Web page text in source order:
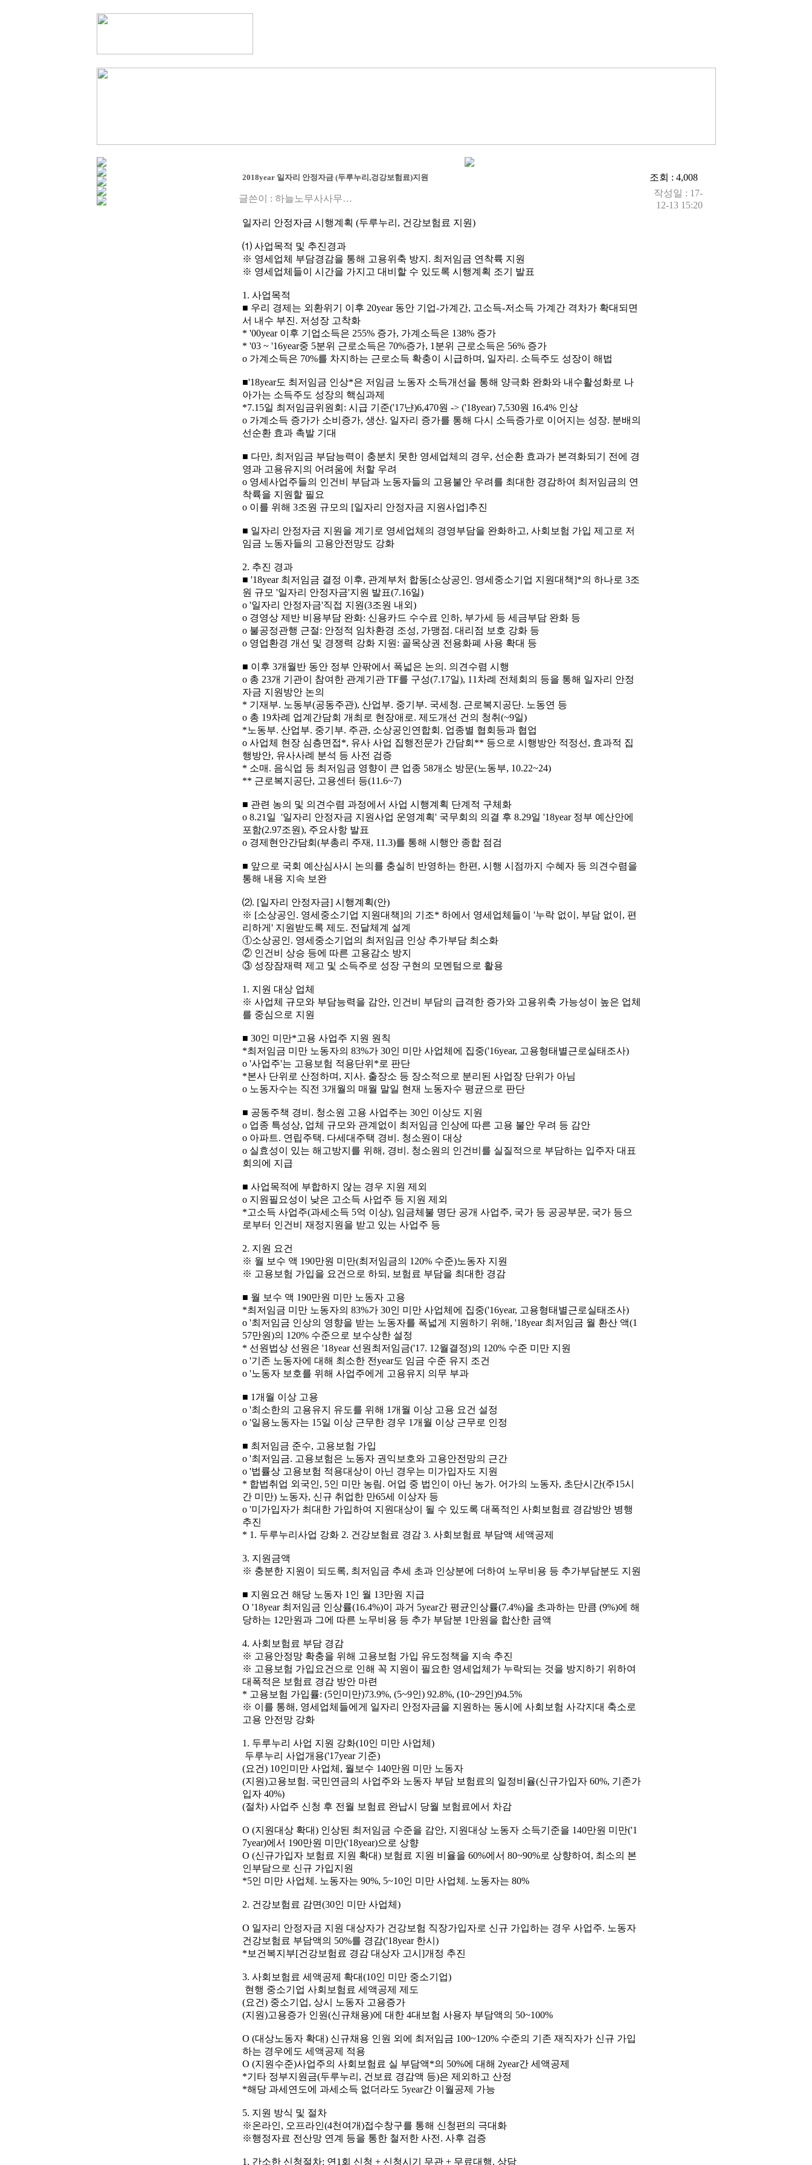
2018year 일자리 안정자금 (두루누리,겅강보험료)지원 조회 : 4,008
글쓴이 : 하늘노무사사무…
작성일 : 17-
12-13 15:20
일자리 안정자금 시행계획 (두루누리, 건강보험료 지원)
⑴ 사업목적 및 추진경과
※ 영세업체 부담경감을 통해 고용위축 방지. 최저임금 연착륙 지원
※ 영세업체들이 시간을 가지고 대비할 수 있도록 시행계획 조기 발표
1. 사업목적
■ 우리 경제는 외환위기 이후 20year 동안 기업-가계간, 고소득-저소득 가계간 격차가 확대되면
서 내수 부진. 저성장 고착화
* '00year 이후 기업소득은 255% 증가, 가계소득은 138% 증가
* '03 ~ '16year중 5분위 근로소득은 70%증가, 1분위 근로소득은 56% 증가
o 가계소득은 70%를 차지하는 근로소득 확충이 시급하며, 일자리. 소득주도 성장이 해법
■'18year도 최저임금 인상*은 저임금 노동자 소득개선을 통해 양극화 완화와 내수활성화로 나
아가는 소득주도 성장의 핵심과제
*7.15일 최저임금위원회: 시급 기준('17냔)6,470원 -> ('18year) 7,530원 16.4% 인상
o 가계소득 증가가 소비증가, 생산. 일자리 증가를 통해 다시 소득증가로 이어지는 성장. 분배의
선순환 효과 촉발 기대
■ 다만, 최저임금 부담능력이 충분치 못한 영세업체의 경우, 선순환 효과가 본격화되기 전에 경
영과 고용유지의 어려움에 처할 우려
o 영세사업주들의 인건비 부담과 노동자들의 고용불안 우려를 최대한 경감하여 최저임금의 연
착륙을 지원할 필요
o 이를 위해 3조원 규모의 [일자리 안정자금 지원사업]추진
■ 일자리 안정자금 지원을 계기로 영세업체의 경영부담을 완화하고, 사회보험 가입 제고로 저
임금 노동자들의 고용안전망도 강화
2. 추진 경과
■ '18year 최저임금 결정 이후, 관계부처 합동[소상공인. 영세중소기업 지원대책]*의 하나로 3조
원 규모 '일자리 안정자금'지원 발표(7.16일)
o '일자리 안정자금'직접 지원(3조원 내외)
o 경영상 제반 비용부담 완화: 신용카드 수수료 인하, 부가세 등 세금부담 완화 등
o 불공정관행 근절: 안정적 임차환경 조성, 가맹점. 대리점 보호 강화 등
o 영업환경 개선 및 경쟁력 강화 지원: 골목상권 전용화폐 사용 확대 등
■ 이후 3개월반 동안 정부 안팎에서 폭넓은 논의. 의견수렴 시행
o 총 23개 기관이 참여한 관계기관 TF를 구성(7.17일), 11차례 전체회의 등을 통해 일자리 안정
자금 지원방안 논의
* 기재부. 노동부(공동주관), 산업부. 중기부. 국세청. 근로복지공단. 노동연 등
o 총 19차례 업계간담회 개최로 현장애로. 제도개선 건의 청취(~9일)
*노동부. 산업부. 중기부. 주관, 소상공인연합회. 업종별 협회등과 협업
o 사업체 현장 심층면접*, 유사 사업 집행전문가 간담회** 등으로 시행방안 적정선, 효과적 집
행방안, 유사사례 분석 등 사전 검증
* 소매. 음식업 등 최저임금 영향이 큰 업종 58개소 방문(노동부, 10.22~24)
** 근로복지공단, 고용센터 등(11.6~7)
■ 관련 농의 및 의견수렴 과정에서 사업 시행계획 단계적 구체화
o 8.21일 '일자리 안정자금 지원사업 운영계획' 국무회의 의결 후 8.29일 '18year 정부 예산안에
포함(2.97조원), 주요사항 발표
o 경제현안간담회(부총리 주재, 11.3)를 통해 시행안 종합 점검
■ 앞으로 국회 예산심사시 논의를 충실히 반영하는 한편, 시행 시점까지 수혜자 등 의견수렴을
통해 내용 지속 보완
⑵. [일자리 안정자금] 시행계획(안)
※ [소상공인. 영세중소기업 지원대책]의 기조* 하에서 영세업체들이 '누락 없이, 부담 없이, 편
리하게' 지원받도록 제도. 전달체계 설계
①소상공인. 영세중소기업의 최저임금 인상 추가부담 최소화
② 인건비 상승 등에 따른 고용감소 방지
③ 성장잠재력 제고 및 소득주로 성장 구현의 모멘텀으로 활용
1. 지원 대상 업체
※ 사업체 규모와 부담능력을 감안, 인건비 부담의 급격한 증가와 고용위축 가능성이 높은 업체
를 중심으로 지원
■ 30인 미만*고용 사업주 지원 원칙
*최저임금 미만 노동자의 83%가 30인 미만 사업체에 집중('16year, 고용형태별근로실태조사)
o '사업주'는 고용보험 적용단위*로 판단
*본사 단위로 산정하며, 지사. 출장소 등 장소적으로 분리된 사업장 단위가 아님
o 노동자수는 직전 3개월의 매월 말일 현재 노동자수 평균으로 판단
■ 공동주책 경비. 청소원 고용 사업주는 30인 이상도 지원
o 업종 특성상, 업체 규모와 관계없이 최저임금 인상에 따른 고용 불안 우려 등 감안
o 아파트. 연립주택. 다세대주택 경비. 청소원이 대상
o 실효성이 있는 해고방지를 위해, 경비. 청소원의 인건비를 실질적으로 부담하는 입주자 대표
회의에 지급
■ 사업목적에 부합하지 않는 경우 지원 제외
o 지원필요성이 낮은 고소득 사업주 등 지원 제외
*고소득 사업주(과세소득 5억 이상), 임금체불 명단 공개 사업주, 국가 등 공공부문, 국가 등으
로부터 인건비 재정지원을 받고 있는 사업주 등
2. 지원 요건
※ 월 보수 액 190만원 미만(최저임금의 120% 수준)노동자 지원
※ 고용보험 가입을 요건으로 하되, 보험료 부담을 최대한 경감
■ 월 보수 액 190만원 미만 노동자 고용
*최저임금 미만 노동자의 83%가 30인 미만 사업체에 집중('16year, 고용형태별근로실태조사)
o '최저임금 인상의 영향을 받는 노동자를 폭넓게 지원하기 위해, '18year 최저임금 월 환산 액(1
57만원)의 120% 수준으로 보수상한 설정
* 선원법상 선원은 '18year 선원최저임금('17. 12월결정)의 120% 수준 미만 지원
o '기존 노동자에 대해 최소한 전year도 임금 수준 유지 조건
o '노동자 보호를 위해 사업주에게 고용유지 의무 부과
■ 1개월 이상 고용
o '최소한의 고용유지 유도를 위해 1개월 이상 고용 요건 설정
o '일용노동자는 15일 이상 근무한 경우 1개월 이상 근무로 인정
■ 최저임금 준수, 고용보험 가입
o '최저임금. 고용보험은 노동자 권익보호와 고용안전망의 근간
o '법률상 고용보험 적용대상이 아닌 경우는 미가입자도 지원
* 합법취업 외국인, 5인 미만 농림. 어업 중 법인이 아닌 농가. 어가의 노동자, 초단시간(주15시
간 미만) 노동자, 신규 취업한 만65세 이상자 등
o '미가입자가 최대한 가입하여 지원대상이 될 수 있도록 대폭적인 사회보험료 경감방안 병행
추진
* 1. 두루누리사업 강화 2. 건강보험료 경감 3. 사회보험료 부담액 세액공제
3. 지원금액
※ 충분한 지원이 되도록, 최저임금 추세 초과 인상분에 더하여 노무비용 등 추가부담분도 지원
■ 지원요건 해당 노동자 1인 월 13만원 지급
O '18year 최저임금 인상률(16.4%)이 과거 5year간 평균인상률(7.4%)을 초과하는 만큼 (9%)에 해
당하는 12만원과 그에 따른 노무비용 등 추가 부담분 1만원을 합산한 금액
4. 사회보험료 부담 경감
※ 고용안정망 확충을 위해 고용보험 가입 유도정책을 지속 추진
※ 고용보험 가입요건으로 인해 꼭 지원이 필요한 영세업체가 누락되는 것을 방지하기 위하여
대폭적은 보험료 경감 방안 마련
* 고용보험 가입률: (5인미만)73.9%, (5~9인) 92.8%, (10~29인)94.5%
※ 이를 통해, 영세업체들에게 일자리 안정자금을 지원하는 동시에 사회보험 사각지대 축소로
고용 안전망 강화
1. 두루누리 사업 지원 강화(10인 미만 사업체)
두루누리 사업개용('17year 기준)
(요건) 10인미만 사업체, 월보수 140만원 미만 노동자
(지원)고용보험. 국민연금의 사업주와 노동자 부담 보험료의 일정비율(신규가입자 60%, 기존가
입자 40%)
(절차) 사업주 신청 후 전월 보험료 완납시 당월 보험료에서 차감
O (지원대상 확대) 인상된 최저임금 수준을 감안, 지원대상 노동자 소득기준을 140만원 미만('1
7year)에서 190만원 미만('18year)으로 상향
O (신규가입자 보험료 지원 확대) 보험료 지원 비율을 60%에서 80~90%로 상향하여, 최소의 본
인부담으로 신규 가입지원
*5인 미만 사업체. 노동자는 90%, 5~10인 미만 사업체. 노동자는 80%
2. 건강보험료 감면(30인 미만 사업체)
O 일자리 안정자금 지원 대상자가 건강보험 직장가입자로 신규 가입하는 경우 사업주. 노동자
건강보험료 부담액의 50%를 경감('18year 한시)
*보건복지부[건강보험료 경감 대상자 고시]개정 추진
3. 사회보험료 세액공제 확대(10인 미만 중소기업)
현행 중소기업 사회보험료 세액공제 제도
(요건) 중소기업, 상시 노동자 고용증가
(지원)고용증가 인원(신규채용)에 대한 4대보험 사용자 부담액의 50~100%
O (대상노동자 확대) 신규채용 인원 외에 최저임금 100~120% 수준의 기존 재직자가 신규 가입
하는 경우에도 세액공제 적용
O (지원수준)사업주의 사회보험료 실 부담액*의 50%에 대해 2year간 세액공제
*기타 정부지원금(두루누리, 건보료 경감액 등)은 제외하고 산정
*해당 과세연도에 과세소득 없더라도 5year간 이월공제 가능
5. 지원 방식 및 절차
※온라인, 오프라인(4천여개)접수창구를 통해 신청편의 극대화
※행정자료 전산망 연계 등을 통한 철저한 사전. 사후 검증
1. 간소한 신청절차: 연1회 신청 + 신청시기 무관 + 무료대행. 상담